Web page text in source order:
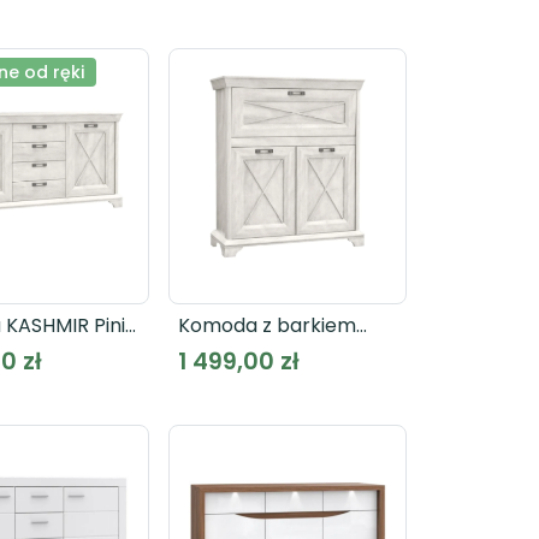
od ręki
Pinia
zł
Komoda z barkiem
KASHMIR KSMK43
1 499,00 zł